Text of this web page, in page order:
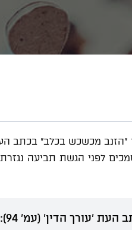
מכשכש בכלב" בכתב העת
לפני הגשת תביעה
'עורך הדין' (עמ' 94):